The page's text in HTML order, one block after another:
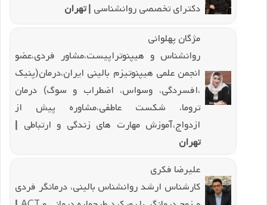
دکترای تخصصی روانشناسی | تهران
مژگان پهلوانی
روانشناس و هیپنوتراپیست،مشاور فردی،عضو
انجمن علمی هیپنوتیزم بالینی ایران،درمان(پنیک
،افسردگی، وسواس، اضطراب و سوگ) درمان
تروما، شکست عاطفی،مشاوره پیش از
ازدواج،آموزش مهارت های زندگی و ارتباطی |
تهران
علیرضا فکری
کارشناس ارشد روانشناس بالینی، درمانگر فردی